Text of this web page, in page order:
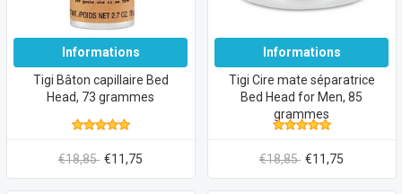
Informations
Tigi Bâton capillaire Bed
Head, 73 grammes
€18,85 €11,75
Informations
Tigi Cire mate séparatrice
Bed Head for Men, 85
grammes
€18,85 €11,75